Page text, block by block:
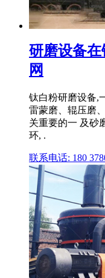
研磨设备
网
钛白粉研磨设备,
雷蒙磨、辊压磨
关重要的一 及砂
环, .
联系电话: 180